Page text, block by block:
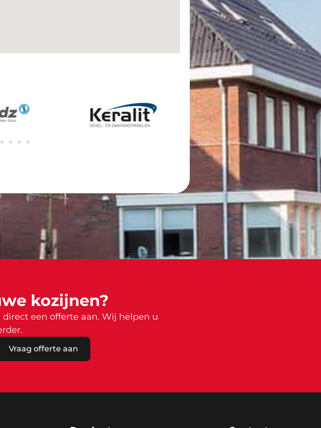
kozijnen?
een offerte aan. Wij helpen u
Vraag offerte aan